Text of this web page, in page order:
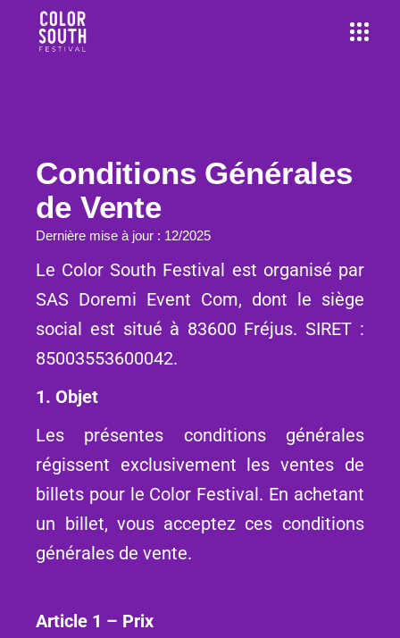
Conditions Générales
de Vente
Dernière mise à jour : 12/2025
Le Color South Festival est organisé par
SAS Doremi Event Com, dont le siège
social est situé à 83600 Fréjus. SIRET :
85003553600042.
1. Objet
Les présentes conditions générales
régissent exclusivement les ventes de
billets pour le Color Festival. En achetant
un billet, vous acceptez ces conditions
générales de vente.
Article 1 – Prix